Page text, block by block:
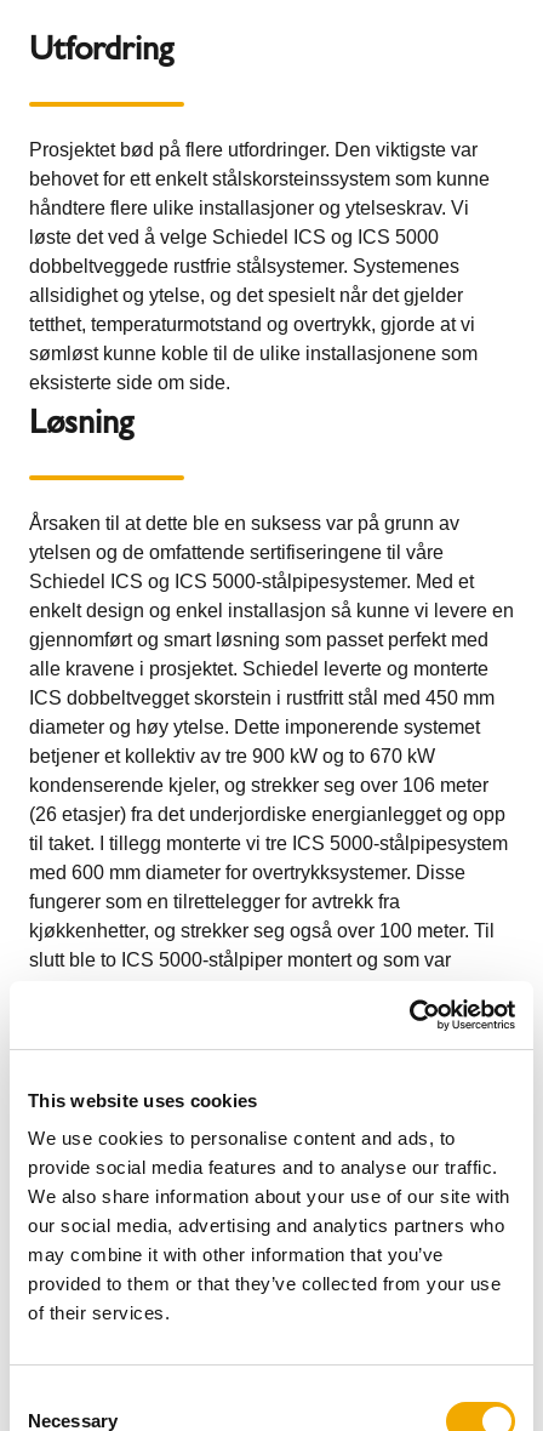
This website uses cookies
We use cookies to personalise content and ads, to
provide social media features and to analyse our traffic.
We also share information about your use of our site with
our social media, advertising and analytics partners who
may combine it with other information that you’ve
provided to them or that they’ve collected from your use
of their services.
Necessary
Utfordring
Prosjektet bød på flere utfordringer. Den viktigste var
behovet for ett enkelt stålskorsteinssystem som kunne
håndtere flere ulike installasjoner og ytelseskrav. Vi
løste det ved å velge Schiedel ICS og ICS 5000
dobbeltveggede rustfrie stålsystemer. Systemenes
allsidighet og ytelse, og det spesielt når det gjelder
tetthet, temperaturmotstand og overtrykk, gjorde at vi
sømløst kunne koble til de ulike installasjonene som
eksisterte side om side.
Løsning
Årsaken til at dette ble en suksess var på grunn av
ytelsen og de omfattende sertifiseringene til våre
Schiedel ICS og ICS 5000-stålpipesystemer. Med et
enkelt design og enkel installasjon så kunne vi levere en
gjennomført og smart løsning som passet perfekt med
alle kravene i prosjektet. Schiedel leverte og monterte
ICS dobbeltvegget skorstein i rustfritt stål med 450 mm
diameter og høy ytelse. Dette imponerende systemet
betjener et kollektiv av tre 900 kW og to 670 kW
kondenserende kjeler, og strekker seg over 106 meter
(26 etasjer) fra det underjordiske energianlegget og opp
til taket. I tillegg monterte vi tre ICS 5000-stålpipesystem
med 600 mm diameter for overtrykksystemer. Disse
fungerer som en tilrettelegger for avtrekk fra
kjøkkenhetter, og strekker seg også over 100 meter. Til
slutt ble to ICS 5000-stålpiper montert og som var
delen av monteringen ga en utfordring på grunn av en
omfattende horisontal trase i de ekstremt trange
en virkelig spennende utfordring innen design,
konstruksjon og montering, som Schiedels sitt team av
fagfolk løste på en mesterlig måte.
Kunde
Kunden vår er et selskap som er godt kjent fra Milano
tallet. De er eksperter på design og implementering av
og industrisektoren for både offentlig og privat.